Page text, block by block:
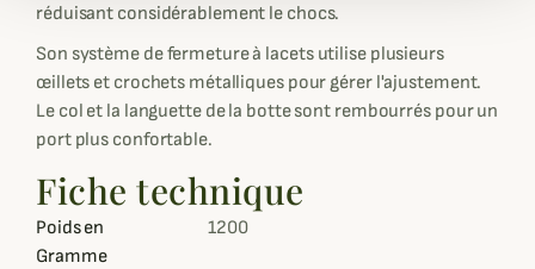
réduisant considérablement le chocs.
Son système de fermeture à lacets utilise plusieurs
œillets et crochets métalliques pour gérer l'ajustement.
Le col et la languette de la botte sont rembourrés pour un
port plus confortable.
Fiche technique
Poids en
Gramme
1200